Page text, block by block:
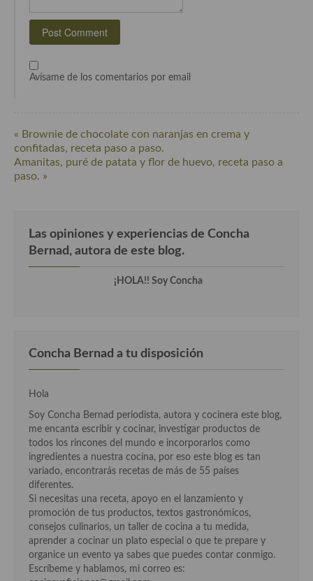
Cocina de Hawái
Cocina de Madagascar
Cocina Africana
Cocina Sefardí
Cocina fusión
Cocinas de España
Cocina Asturiana
Cocina Castellana
Cocina Castilla – La Mancha
Cocina Catalana
Cocina Extremeña
Cocina Gallega
Cocina Madrileña
Avísame de los comentarios por email
« Brownie de chocolate con naranjas en crema y
confitadas, receta paso a paso.
Amanitas, puré de patata y flor de huevo, receta paso a
paso. »
Las opiniones y experiencias de Concha
Bernad, autora de este blog.
¡HOLA!! Soy Concha
Concha Bernad a tu disposición
Hola
Soy Concha Bernad periodista, autora y cocinera este blog,
me encanta escribir y cocinar, investigar productos de
todos los rincones del mundo e incorporarlos como
ingredientes a nuestra cocina, por eso este blog es tan
variado, encontrarás recetas de más de 55 países
diferentes.
Si necesitas una receta, apoyo en el lanzamiento y
promoción de tus productos, textos gastronómicos,
consejos culinarios, un taller de cocina a tu medida,
aprender a cocinar un plato especial o que te prepare y
organice un evento ya sabes que puedes contar conmigo.
Escríbeme y hablamos, mi correo es: